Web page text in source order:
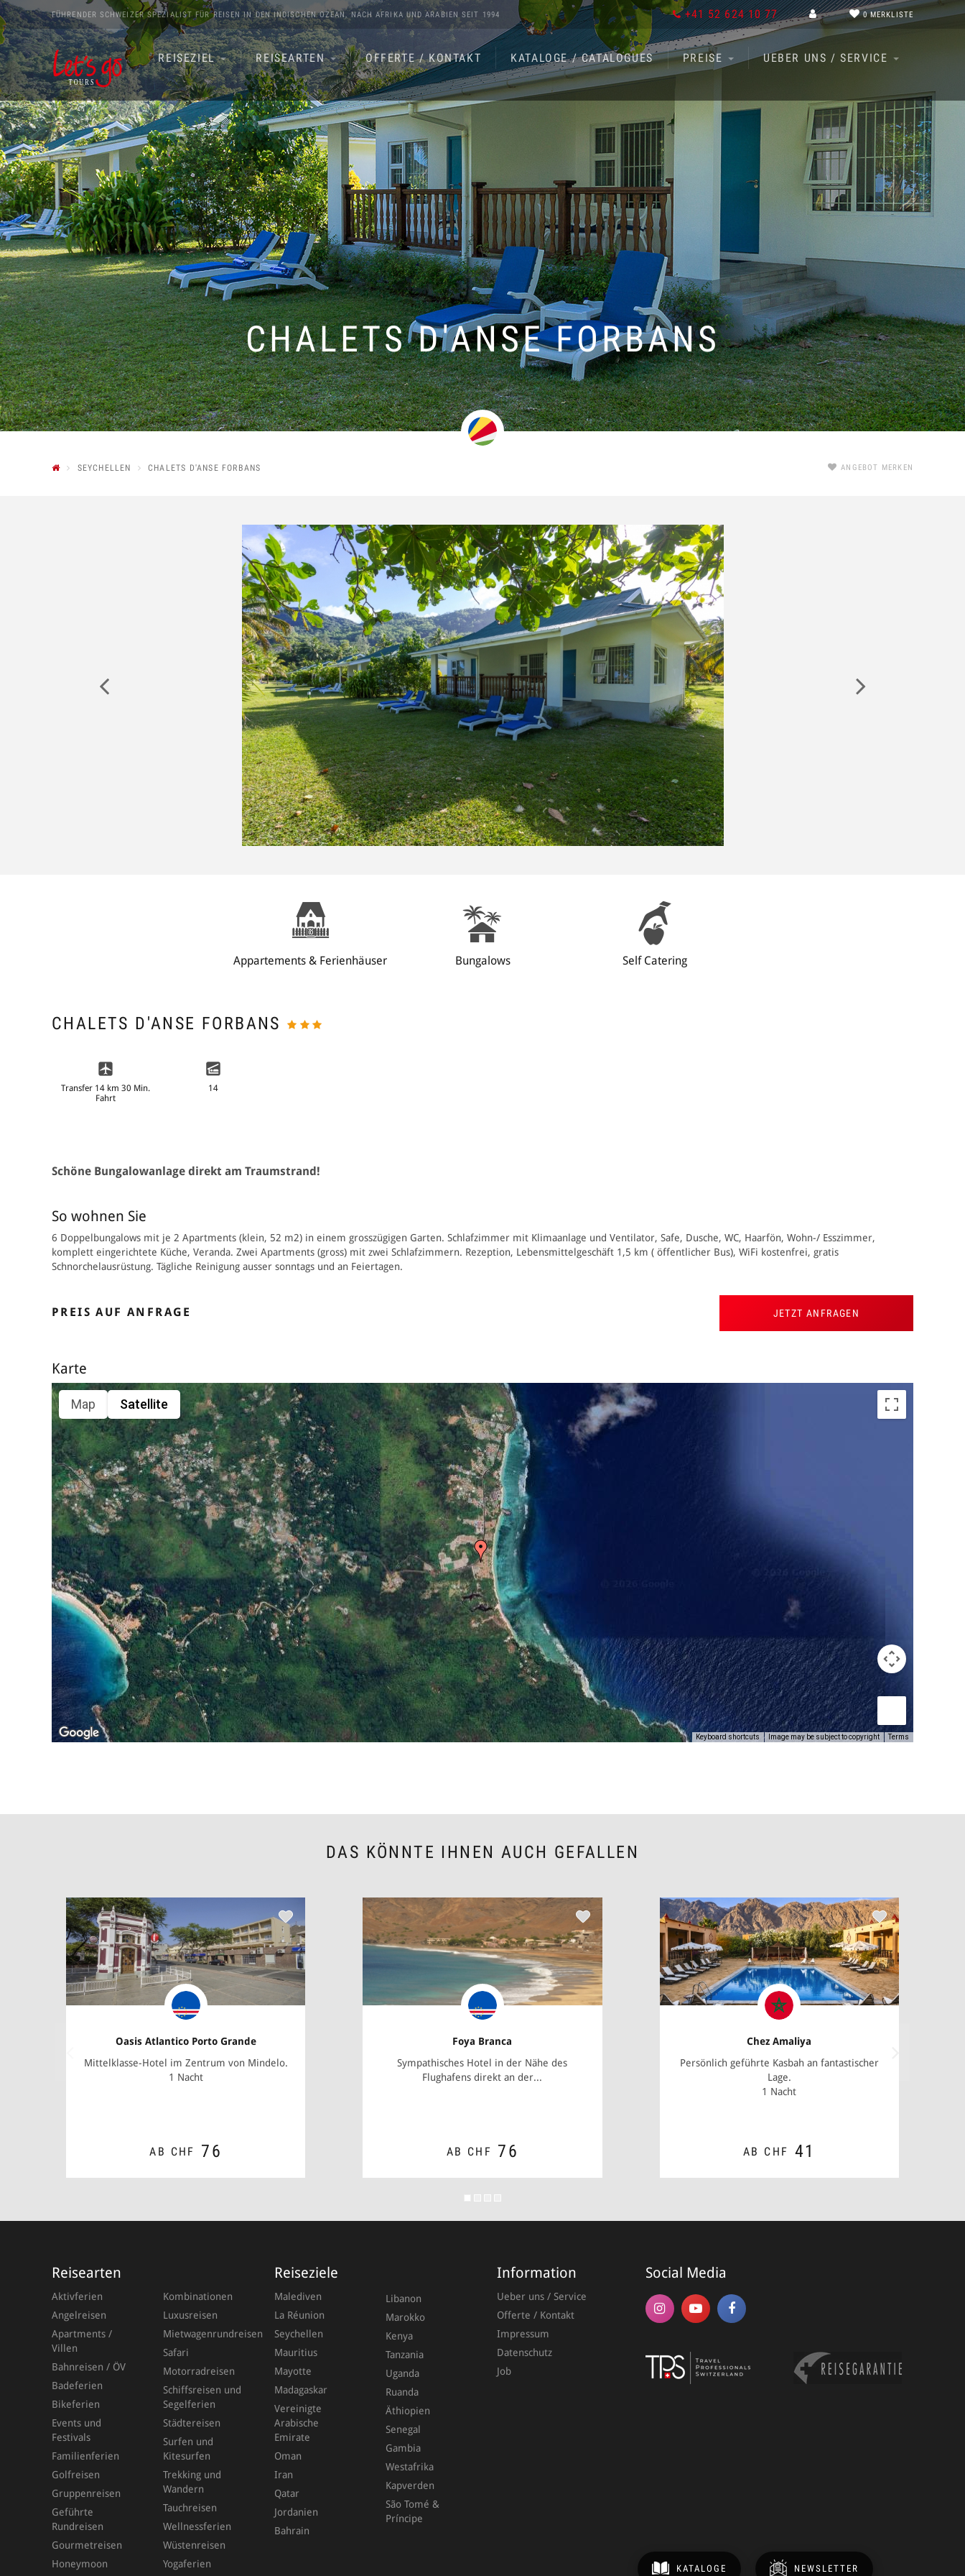
FÜHRENDER SCHWEIZER SPEZIALIST FÜR REISEN IN DENINDISCHEN OZEAN, NACHAFRIKA UNDARABIEN SEIT 1994 +41 52 624 10 77 0 MERKLISTE
REISEZIEL REISEARTEN OFFERTE / KONTAKT KATALOGE / CATALOGUES PREISE UEBER UNS / SERVICE
CHALETS D'ANSE FORBANS
SEYCHELLEN CHALETS D'ANSE FORBANS ANGEBOT MERKEN
Appartements & Ferienhäuser Bungalows Self Catering
CHALETS D'ANSE FORBANS
Transfer 14 km 30 Min.
Fahrt
14
Schöne Bungalowanlage direkt am Traumstrand!
So wohnen Sie
6 Doppelbungalows mit je 2 Apartments (klein, 52 m2) in einem grosszügigen Garten. Schlafzimmer mit Klimaanlage und Ventilator, Safe, Dusche, WC, Haarfön, Wohn-/ Esszimmer,
komplett eingerichtete Küche, Veranda. Zwei Apartments (gross) mit zwei Schlafzimmern. Rezeption, Lebensmittelgeschäft 1,5 km ( öffentlicher Bus), WiFi kostenfrei, gratis
Schnorchelausrüstung. Tägliche Reinigung ausser sonntags und an Feiertagen.
PREIS AUF ANFRAGE JETZT ANFRAGEN
Karte
Map Satellite
Keyboard shortcuts Image may be subject to copyright Terms
DAS KÖNNTE IHNEN AUCH GEFALLEN
Oasis Atlantico Porto Grande
Mittelklasse-Hotel im Zentrum von Mindelo.
1 Nacht
AB CHF 76
Foya Branca
Sympathisches Hotel in der Nähe des
Flughafens direkt an der...
AB CHF 76
ZUM ANGEBOT
Chez Amaliya
Persönlich geführte Kasbah an fantastischer
Lage.
1 Nacht
AB CHF 41
Reisearten
Aktivferien
Angelreisen
Apartments /
Villen
Bahnreisen / ÖV
Badeferien
Bikeferien
Events und
Festivals
Familienferien
Golfreisen
Gruppenreisen
Geführte
Rundreisen
Gourmetreisen
Honeymoon
Kombinationen
Luxusreisen
Mietwagenrundreisen
Safari
Motorradreisen
Schiffsreisen und
Segelferien
Städtereisen
Surfen und
Kitesurfen
Trekking und
Wandern
Tauchreisen
Wellnessferien
Wüstenreisen
Yogaferien
Reiseziele
Malediven
La Réunion
Seychellen
Mauritius
Mayotte
Madagaskar
Vereinigte
Arabische
Emirate
Oman
Iran
Qatar
Jordanien
Bahrain
Libanon
Marokko
Kenya
Tanzania
Uganda
Ruanda
Äthiopien
Senegal
Gambia
Westafrika
Kapverden
São Tomé &
Príncipe
Information
Ueber uns / Service
Offerte / Kontakt
Impressum
Datenschutz
Job
Social Media
KATALOGE NEWSLETTER